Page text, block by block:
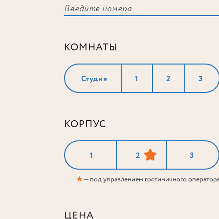
КОМНАТЫ
Студия 1 2 3
КОРПУС
1 2 3
★— под управлением гостиничного
ЦЕНА